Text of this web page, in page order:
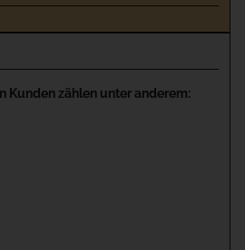
Kunden zählen unter anderem: